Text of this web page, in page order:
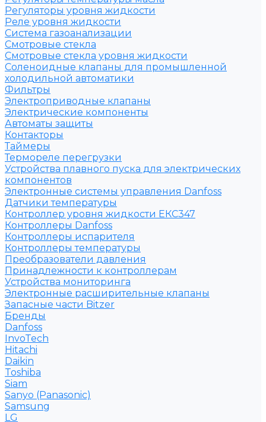
Регуляторы уровня жидкости
Реле уровня жидкости
Система газоанализации
Смотровые стекла
Смотровые стекла уровня жидкости
Соленоидные клапаны для промышленной
холодильной автоматики
Фильтры
Электроприводные клапаны
Электрические компоненты
Автоматы защиты
Контакторы
Таймеры
Термореле перегрузки
Устройства плавного пуска для электрических
компонентов
Электронные системы управления Danfoss
Датчики температуры
Контроллер уровня жидкости ЕКС347
Контроллеры Danfoss
Контроллеры испарителя
Контроллеры температуры
Преобразователи давления
Принадлежности к контроллерам
Устройства мониторинга
Электронные расширительные клапаны
Запасные части Bitzer
Бренды
Danfoss
InvoTech
Hitachi
Daikin
Toshiba
Siam
Sanyo (Panasonic)
Samsung
LG